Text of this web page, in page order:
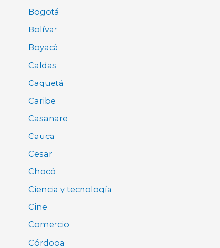
Bogotá
Bolívar
Boyacá
Caldas
Caquetá
Caribe
Casanare
Cauca
Cesar
Chocó
Ciencia y tecnología
Cine
Comercio
Córdoba